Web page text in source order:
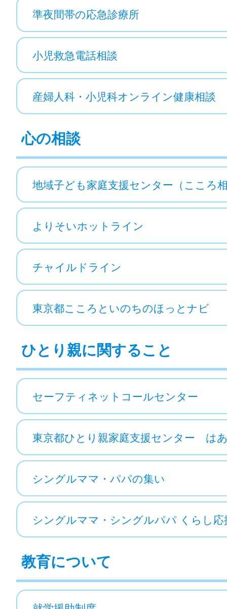
準夜間帯の応急診療所
小児救急電話相談
産婦人科・小児科オンライン健康相談
心の相談
地域子ども家庭支援センター（こころ
よりそいホットライン
チャイルドライン
東京都こころといのちのほっとナビ
ひとり親に関すること
セーフティネットコールセンター
東京都ひとり親家庭支援センター は
シングルママ・パパの集い
シングルママ・シングルパパ くらし応
教育について